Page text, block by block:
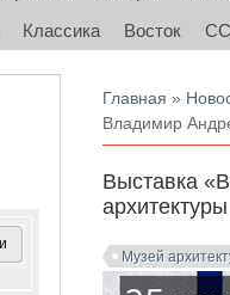
Классика Восток
Вы здесь
Главная »
Владимир
Выставка
Музей